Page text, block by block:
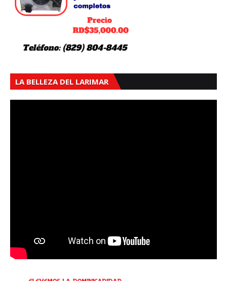
LA BELLEZA DEL LARIMAR